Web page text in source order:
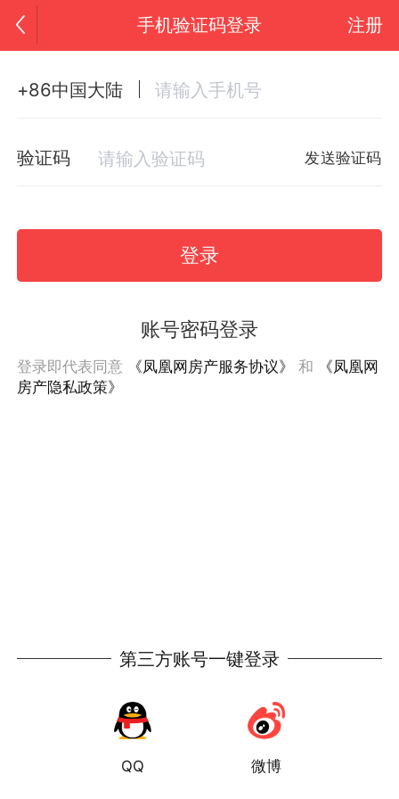
手机验证码登录 注册
+86中国大陆
验证码 发送验证码
登录
账号密码登录
登录即代表同意 《凤凰网房产服务协议》 和
《凤凰网
房产隐私政策》
第三方账号一键登录
QQ 微博